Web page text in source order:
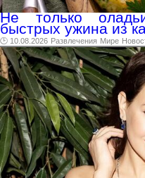
Не только
быстрых ужина из
🕑 10.08.2026 Развлечения Мире